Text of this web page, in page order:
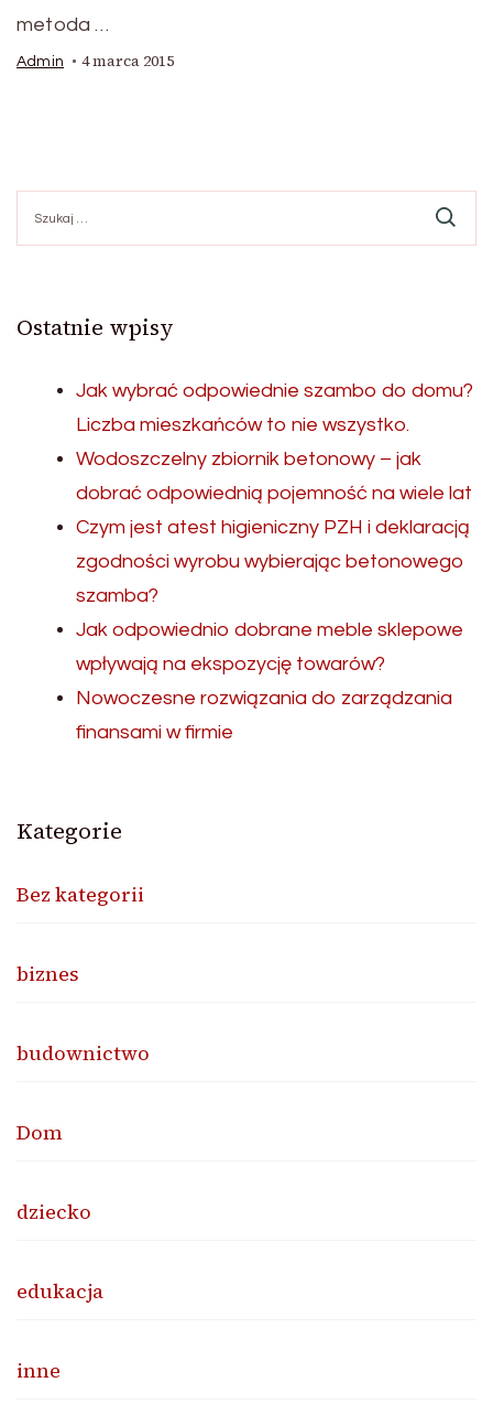
metoda …
Admin 4 marca 2015
Ostatnie wpisy
Jak wybrać odpowiednie szambo do domu?
Liczba mieszkańców to nie wszystko.
Wodoszczelny zbiornik betonowy – jak
dobrać odpowiednią pojemność na wiele lat
Czym jest atest higieniczny PZH i deklaracją
zgodności wyrobu wybierając betonowego
szamba?
Jak odpowiednio dobrane meble sklepowe
wpływają na ekspozycję towarów?
Nowoczesne rozwiązania do zarządzania
finansami w firmie
Kategorie
Bez kategorii
biznes
budownictwo
Dom
dziecko
edukacja
inne